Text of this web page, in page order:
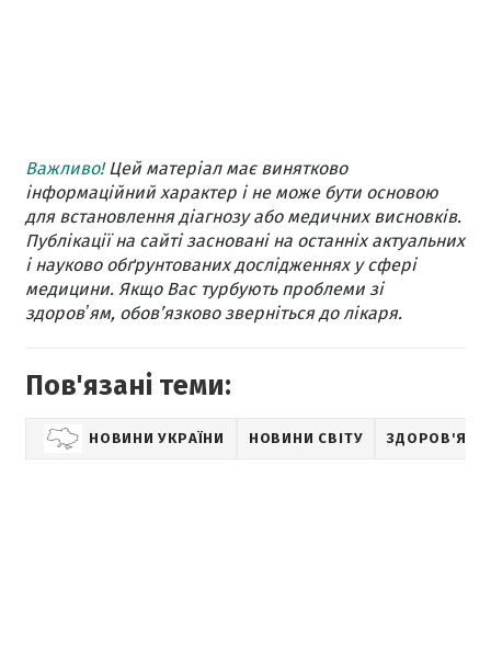
Важливо!Цей матеріал має винятково
інформаційний характер і не може бути основою
для встановлення діагнозу або медичних висновків.
Публікації на сайті засновані на останніх актуальних
і науково обґрунтованих дослідженнях у сфері
медицини. Якщо Вас турбують проблеми зі
здоровʼям, обов’язково зверніться до лікаря.
Пов'язані теми:
НОВИНИ УКРАЇНИ НОВИНИ СВІТУ ЗДОРОВ'Я